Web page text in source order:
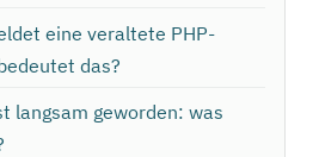
eine veraltete PHP-
das?
langsam geworden: was